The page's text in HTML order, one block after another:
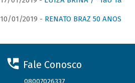
10/01/2019 - RENATO BRAZ 50 ANOS
Fale Conosco
08007026337